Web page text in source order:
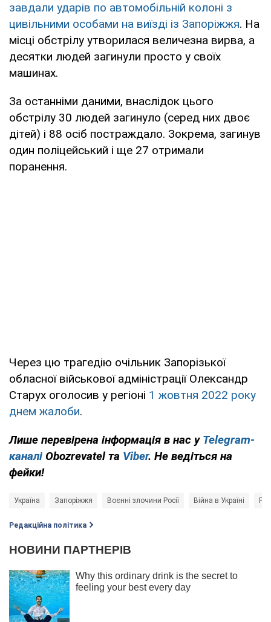
завдали ударів по автомобільній колоні з
цивільними особами на виїзді із Запоріжжя. На
місці обстрілу утворилася величезна вирва, а
десятки людей загинули просто у своїх
машинах.
За останніми даними, внаслідок цього
обстрілу 30 людей загинуло (серед них двоє
дітей) і 88 осіб постраждало. Зокрема, загинув
один поліцейський і ще 27 отримали
поранення.
Через цю трагедію очільник Запорізької
обласної військової адміністрації Олександр
Старух оголосив у регіоні 1 жовтня 2022 року
днем жалоби.
Лише перевірена інформація в нас у Telegram-
каналі Obozrevatel та Viber. Не ведіться на
фейки!
Україна Запоріжжя Воєнні злочини Росії Війна в Україні
Редакційна політика